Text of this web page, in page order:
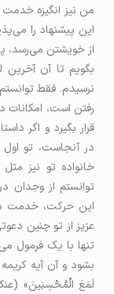
من نیز انگیزه خدمت
این پیشنهاد را
از خویشتن می‌رسد،
بگویم تا آن
نرسیدم. فقط
رفتن است،
قرار بگیرد و اگر
در آنجاست، تو
خانواده تو نیز
توانستم از وجدان
این حرکت، خدمت
عزیز از تو چنین
تنها با یک فرمول
بشود و آن آیه کریمه